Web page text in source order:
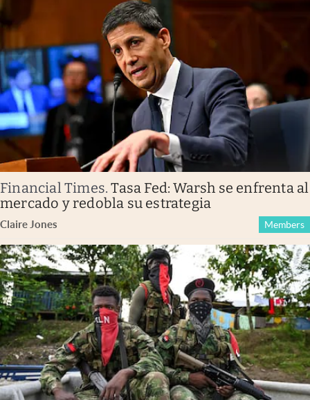
Financial Times.Tasa Fed: Warsh se enfrenta al
mercado y redobla su estrategia
Claire Jones Members